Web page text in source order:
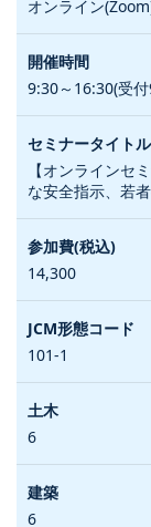
オンライン
9:30～16:30(受
【オンラインセ
な安全指示、若
14,300
101-1
6
6